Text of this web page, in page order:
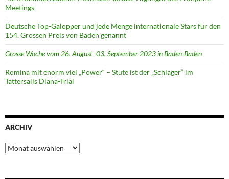
Meetings
Deutsche Top-Galopper und jede Menge internationale Stars für den
154. Grossen Preis von Baden genannt
Grosse Woche vom 26. August -03. September 2023 in Baden-Baden
Romina mit enorm viel „Power“ – Stute ist der „Schlager“ im
Tattersalls Diana-Trial
ARCHIV
Archiv